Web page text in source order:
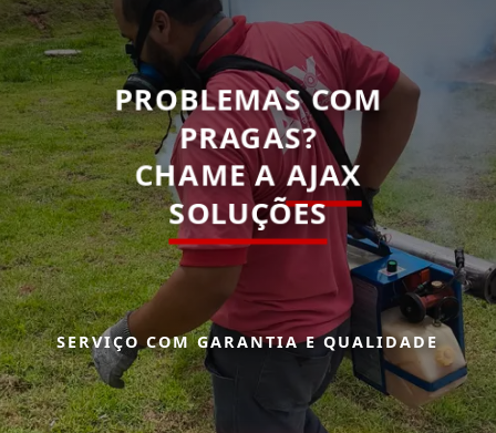
PROBLEMAS COM
PRAGAS?
CHAME AAJAX
SOLUÇÕES
SERVIÇO COM GARANTIA E QUALIDADE